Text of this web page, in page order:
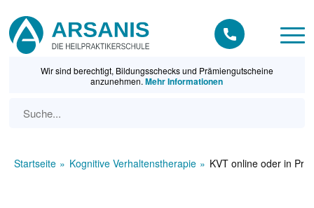
Wir sind berechtigt, Bildungsschecks und Prämiengutscheine
anzunehmen.Mehr Informationen
Startseite Kognitive Verhaltenstherapie KVT online oder in